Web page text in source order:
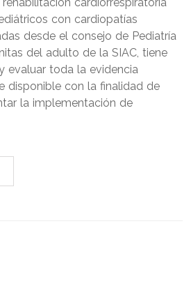
con cardiopatías
desde el consejo de Pediatría
del adulto de la SIAC, tiene
evaluar toda la evidencia
disponible con la finalidad de
la implementación de